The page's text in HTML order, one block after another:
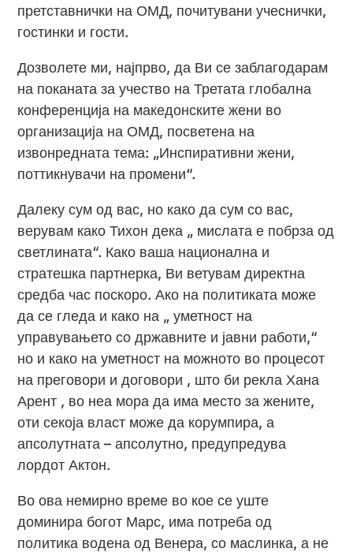
претставнички на ОМД, почитувани учеснички,
гостинки и гости.
Дозволете ми, најпрво, да Ви се заблагодарам
на поканата за учество на Третата глобална
конференција на македонските жени во
организација на ОМД, посветена на
извонредната тема: „Инспиративни жени,
поттикнувачи на промени“.
Далеку сум од вас, но како да сум со вас,
верувам како Тихон дека „ мислата е побрза од
светлината“. Како ваша национална и
стратешка партнерка, Ви ветувам директна
средба час поскоро. Ако на политиката може
да се гледа и како на „ уметност на
управувањето со државните и јавни работи,“
но и како на уметност на можното во процесот
на преговори и договори , што би рекла Хана
Арент , во неа мора да има место за жените,
оти секоја власт може да корумпира, а
апсолутната – апсолутно, предупредува
лордот Актон.
Во ова немирно време во кое се уште
доминира богот Марс, има потреба од
политика водена од Венера, со маслинка, а не